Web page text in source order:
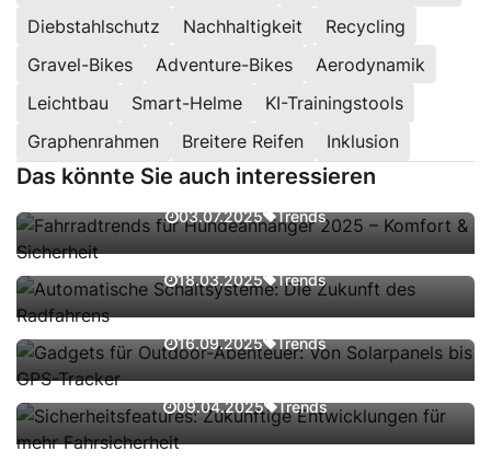
Diebstahlschutz
Nachhaltigkeit
Recycling
Gravel-Bikes
Adventure-Bikes
Aerodynamik
Leichtbau
Smart-Helme
KI-Trainingstools
Graphenrahmen
Breitere Reifen Inklusion
Das könnte Sie auch interessieren
Fahrradtrends für Hundeanhänger 2025
– Komfort & Sicherheit
03.07.2025 Trends
Zukunft des Radfahrens
18.03.2025 Trends
Solarpanels bis GPS-Tracker
16.09.2025 Trends
Entwicklungen für mehr Fahrsicherheit
09.04.2025 Trends
Platzprobleme in der Stadt